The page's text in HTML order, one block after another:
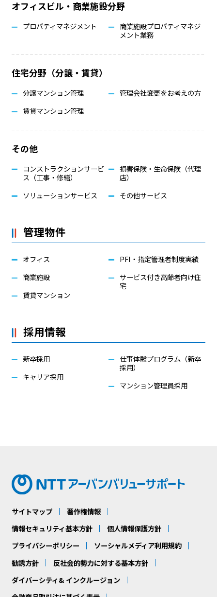
オフィスビル・商業施設分野
プロパティマネジメント
商業施設プロパティマネジ
メント業務
住宅分野（分譲・賃貸）
分譲マンション管理
賃貸マンション管理
管理会社変更をお考えの方
その他
コンストラクションサービ
ス（工事・修繕）
ソリューションサービス
損害保険・生命保険（代理
店）
その他サービス
管理物件
オフィス
商業施設
賃貸マンション
PFI・指定管理者制度実績
サービス付き高齢者向け住
宅
採用情報
新卒採用
キャリア採用
仕事体験プログラム（新卒
採用）
マンション管理員採用
サイトマップ
著作権情報
情報セキュリティ基本方針
個人情報保護方針
プライバシーポリシー
ソーシャルメディア利用規約
勧誘方針
反社会的勢力に対する基本方針
ダイバーシティ& インクルージョン